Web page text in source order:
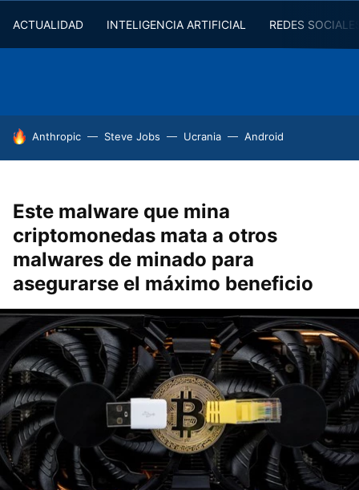
ACTUALIDAD INTELIGENCIA ARTIFICIAL REDES
HOY SE HABLA DE
Anthropic Steve Jobs Ucrania Android
Este malware que mina
criptomonedas mata a otros
malwares de minado para
asegurarse el máximo beneficio